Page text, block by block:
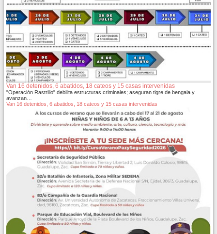
Van 16 detenidos, 6 abatidos, 18 cateos y 15 casas intervenidas
"Operación Rastrillo" debilita estructuras criminales; aseguran tigre de bengala y
avanzan…
Van 16 detenidos, 6 abatidos, 18 cateos y 15 casas intervenidas